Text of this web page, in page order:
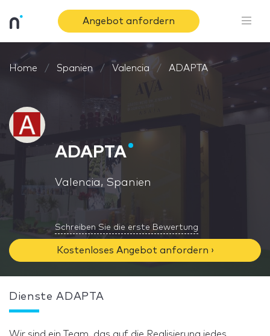
Angebot anfordern
Home Spanien Valencia ADAPTA
ADAPTA
Valencia, Spanien
Schreiben Sie die erste Bewertung
Kostenloses Angebot anfordern ›
Dienste ADAPTA